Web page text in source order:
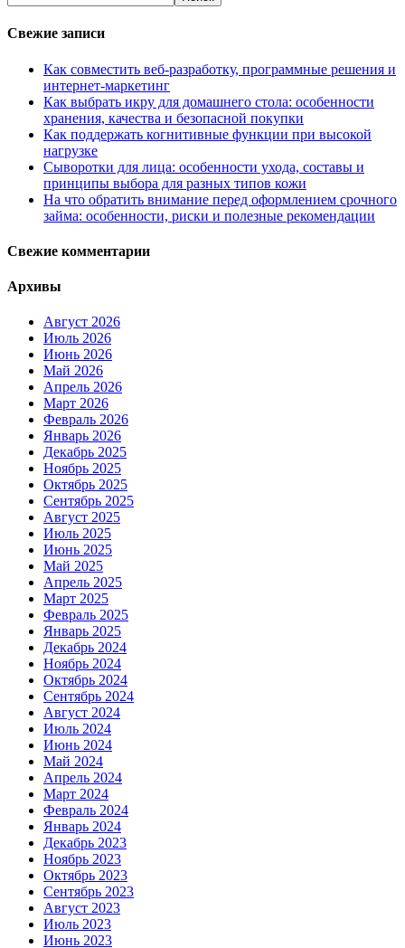
Свежие записи
Как совместить веб-разработку, программные решения и
интернет-маркетинг
Как выбрать икру для домашнего стола: особенности
хранения, качества и безопасной покупки
Как поддержать когнитивные функции при высокой
нагрузке
Сыворотки для лица: особенности ухода, составы и
принципы выбора для разных типов кожи
На что обратить внимание перед оформлением срочного
займа: особенности, риски и полезные рекомендации
Свежие комментарии
Архивы
Август 2026
Июль 2026
Июнь 2026
Май 2026
Апрель 2026
Март 2026
Февраль 2026
Январь 2026
Декабрь 2025
Ноябрь 2025
Октябрь 2025
Сентябрь 2025
Август 2025
Июль 2025
Июнь 2025
Май 2025
Апрель 2025
Март 2025
Февраль 2025
Январь 2025
Декабрь 2024
Ноябрь 2024
Октябрь 2024
Сентябрь 2024
Август 2024
Июль 2024
Июнь 2024
Май 2024
Апрель 2024
Март 2024
Февраль 2024
Январь 2024
Декабрь 2023
Ноябрь 2023
Октябрь 2023
Сентябрь 2023
Август 2023
Июль 2023
Июнь 2023